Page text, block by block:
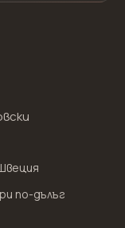
по-дълъг